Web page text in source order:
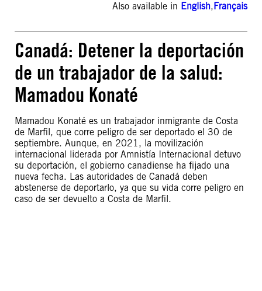
Also available in English,Français
Canadá: Detener la deportación
de un trabajador de la salud:
Mamadou Konaté
Mamadou Konaté es un trabajador inmigrante de Costa
de Marfil, que corre peligro de ser deportado el 30 de
septiembre. Aunque, en 2021, la movilización
internacional liderada por Amnistía Internacional detuvo
su deportación, el gobierno canadiense ha fijado una
nueva fecha. Las autoridades de Canadá deben
abstenerse de deportarlo, ya que su vida corre peligro en
caso de ser devuelto a Costa de Marfil.